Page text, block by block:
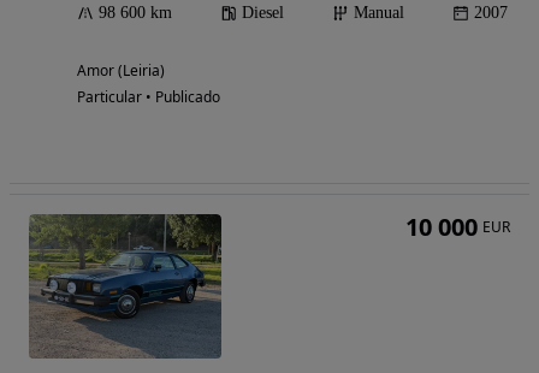
98 600 km Diesel Manual 2007
Amor (Leiria)
Particular • Publicado
10 000 EUR